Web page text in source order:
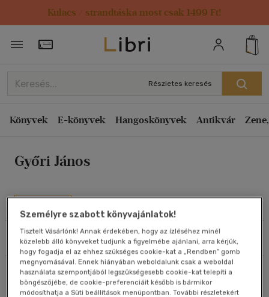
Kulacs / strandtáska most csak 1499 Ft!
Törzsvásárlói Kártya adatai
Részletes keresés
Könyvek E-könyvek Hangoskönyvek Antikvár
Győri János
Művei
Szűrés Rendezés
Rendezés
Kiadás éve szerint csökkenő
Ár szerint csökkenő
Eladott darabszám szerint csökkenő
Cím szerint A-Z
Szerző szerint A-Z
Megjelenítés
20 db / oldal
40 db / oldal
Összesen3db
Személyre szabott könyvajánlatok!
Tisztelt Vásárlónk! Annak érdekében, hogy az ízléséhez minél
közelebb álló könyveket tudjunk a figyelmébe ajánlani, arra kérjük,
hogy fogadja el az ehhez szükséges cookie-kat a „Rendben” gomb
megnyomásával. Ennek hiányában weboldalunk csak a weboldal
használata szempontjából legszükségesebb cookie-kat telepíti a
böngészőjébe, de cookie-preferenciáit később is bármikor
módosíthatja a Süti beállítások menüpontban. További részletekért